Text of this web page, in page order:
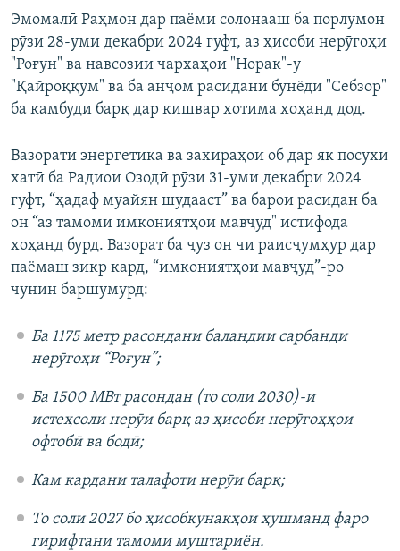
Эмомалӣ Раҳмон дар паёми солонааш ба порлумон
рӯзи 28-уми декабри 2024 гуфт, аз ҳисоби нерӯгоҳи
"Роғун" ва навсозии чархаҳои "Норак"-у
"Қайроққум" ва ба анҷом расидани бунёди "Себзор"
ба камбуди барқ дар кишвар хотима хоҳанд дод.
Вазорати энергетика ва захираҳои об дар як посухи
хатӣ ба Радиои Озодӣ рӯзи 31-уми декабри 2024
гуфт, “ҳадаф муайян шудааст” ва барои расидан ба
он “аз тамоми имкониятҳои мавҷуд" истифода
хоҳанд бурд. Вазорат ба ҷуз он чи раисҷумҳур дар
паёмаш зикр кард, “имкониятҳои мавҷуд”-ро
чунин баршумурд:
Ба 1175 метр расондани баландии сарбанди
нерӯгоҳи “Роғун”;
Ба 1500 МВт расондан (то соли 2030)-и
истеҳсоли нерӯи барқ аз ҳисоби нерӯгоҳҳои
офтобӣ ва бодӣ;
Кам кардани талафоти нерӯи барқ;
То соли 2027 бо ҳисобкунакҳои ҳушманд фаро
гирифтани тамоми муштариён.